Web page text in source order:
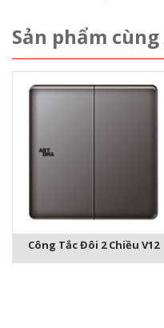
Sản phẩm
Công Tắc Đôi 2 Chiều V12